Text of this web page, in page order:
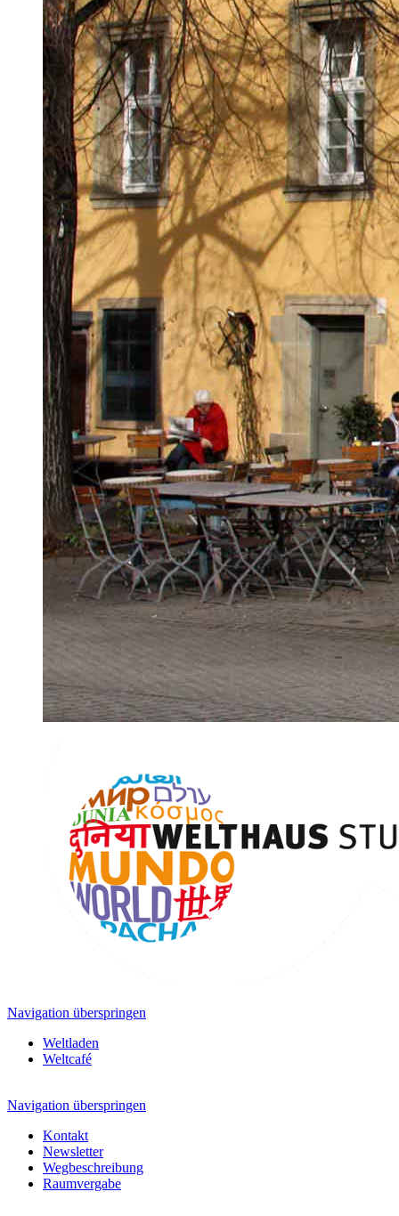
Navigation überspringen
Weltladen
Weltcafé
Navigation überspringen
Kontakt
Newsletter
Wegbeschreibung
Raumvergabe